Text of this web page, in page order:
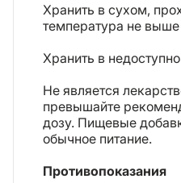
Хранить в сухом,
температура не выше
Хранить в
Не является
превышайте
дозу. Пищевые
обычное питание.
Противопоказания